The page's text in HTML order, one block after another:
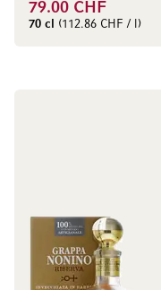
79.00 CHF
70 cl (112.86 CHF / l)